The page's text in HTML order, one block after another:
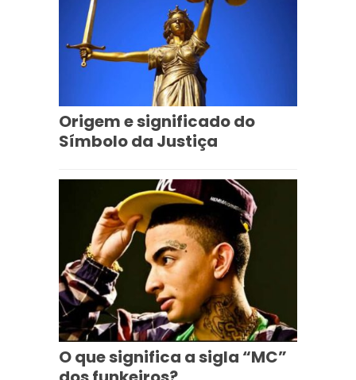
Origem e significado do
Símbolo da Justiça
O que significa a sigla “MC”